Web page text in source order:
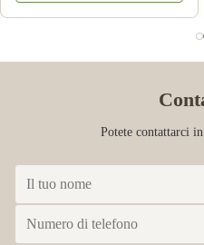
Potete contattarci